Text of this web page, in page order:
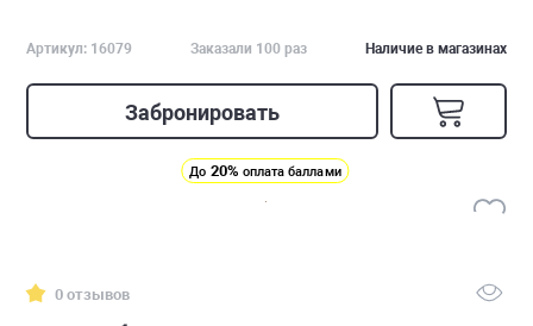
Артикул: 16079 Заказали 100 раз Наличие в магазинах
Забронировать
До 20% оплата баллами
0 отзывов